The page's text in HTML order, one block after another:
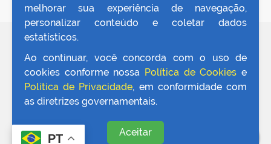
melhorar sua experiência de navegação,
personalizar conteúdo e coletar dados
estatísticos.
Ao continuar, você concorda com o uso de
cookies conforme nossa Política de Cookies e
Política de Privacidade, em conformidade com
as diretrizes governamentais.
Aceitar
PT